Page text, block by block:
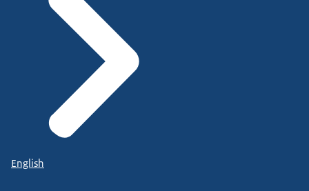
English